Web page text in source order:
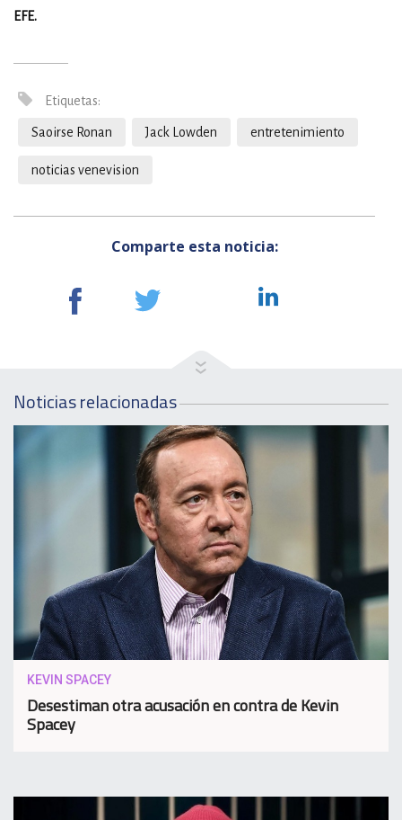
EFE.
Etiquetas:
Saoirse Ronan Jack Lowden entretenimiento
noticias venevision
Comparte esta noticia:
Noticias relacionadas
KEVIN SPACEY
Desestiman otra acusación en contra de Kevin
Spacey